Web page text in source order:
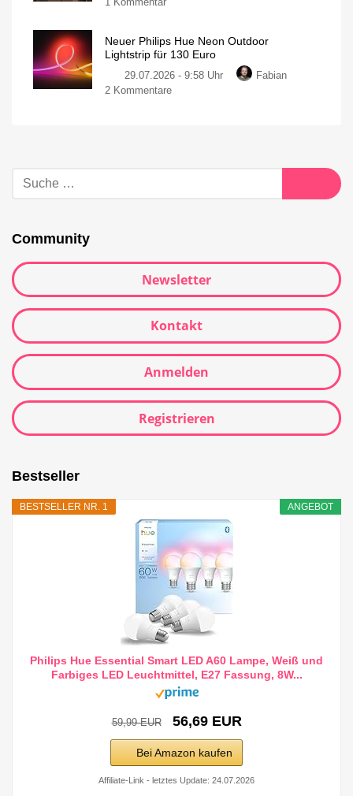
Neuer Philips Hue Neon Outdoor
Lightstrip für 130 Euro
29.07.2026 - 9:58 Uhr
Fabian
2 Kommentare
Community
Newsletter
Kontakt
Anmelden
Registrieren
Bestseller
ANGEBOT
BESTSELLER NR. 1
Philips Hue Essential Smart LED A60 Lampe, Weiß und
Farbiges LED Leuchtmittel, E27 Fassung, 8W...
59,99 EUR 56,69 EUR
Bei Amazon kaufen
Affiliate-Link - letztes Update: 24.07.2026